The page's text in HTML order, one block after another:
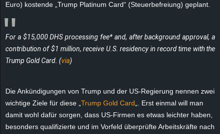
Euro) kostende „Trump Platinum Card“ (Steuerbefreiung) geplant.
For a $15,000 DHS processing fee* and, after background approval, a
contribution of $1 million, receive U.S. residency in record time with the
Trump Gold Card. (via)
Die Ankündigungen von Trump und der US-Regierung nennen zwei
wichtige Ziele für diese „Trump Gold Card„. Erst einmal will man
damit wohl dafür sorgen, dass US-Firmen es etwas leichter haben,
besonders qualifizierte und im Vorfeld überprüfte Arbeitskräfte nach